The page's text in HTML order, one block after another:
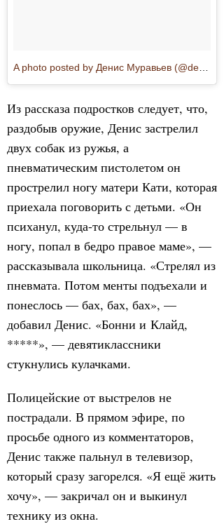
Из рассказа подростков следует, что,
раздобыв оружие, Денис застрелил
двух собак из ружья, а
пневматическим пистолетом он
прострелил ногу матери Кати, которая
приехала поговорить с детьми. «Он
психанул, куда-то стрельнул — в
ногу, попал в бедро правое маме», —
рассказывала школьница. «Стрелял из
пневмата. Потом менты подъехали и
понеслось — бах, бах, бах», —
добавил Денис. «Бонни и Клайд,
*****», — девятиклассники
стукнулись кулачками.
Полицейские от выстрелов не
пострадали. В прямом эфире, по
просьбе одного из комментаторов,
Денис также пальнул в телевизор,
который сразу загорелся. «Я ещё жить
хочу», — закричал он и выкинул
технику из окна.